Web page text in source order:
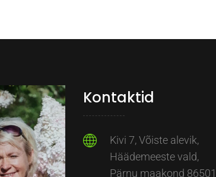
Kontaktid
Kivi 7, Võiste alevik,
Häädemeeste vald,
Pärnu maakond 86501